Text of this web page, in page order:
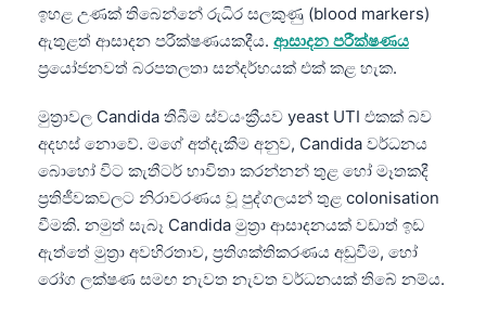
ඉහළ උණක් තිබෙන්නේ රුධිර සලකුණු (blood markers)
ඇතුළත් ආසාදන පරීක්ෂණයකදීය. ආසාදන පරීක්ෂණය
ප්‍රයෝජනවත් බරපතලතා සන්දර්භයක් එක් කළ හැක.
මුත්‍රාවල Candida තිබීම ස්වයංක්‍රීයව yeast UTI එකක් බව
අදහස් නොවේ. මගේ අත්දැකීම අනුව, Candida වර්ධනය
බොහෝ විට කැතීටර් භාවිතා කරන්නන් තුළ හෝ මෑතකදී
ප්‍රතිජීවකවලට නිරාවරණය වූ පුද්ගලයන් තුළ colonisation
වීමකි. නමුත් සැබෑ Candida මුත්‍රා ආසාදනයක් වඩාත් ඉඩ
ඇත්තේ මුත්‍රා අවහිරතාව, ප්‍රතිශක්තිකරණය අඩුවීම, හෝ
රෝග ලක්ෂණ සමඟ නැවත නැවත වර්ධනයක් තිබේ නම්ය.